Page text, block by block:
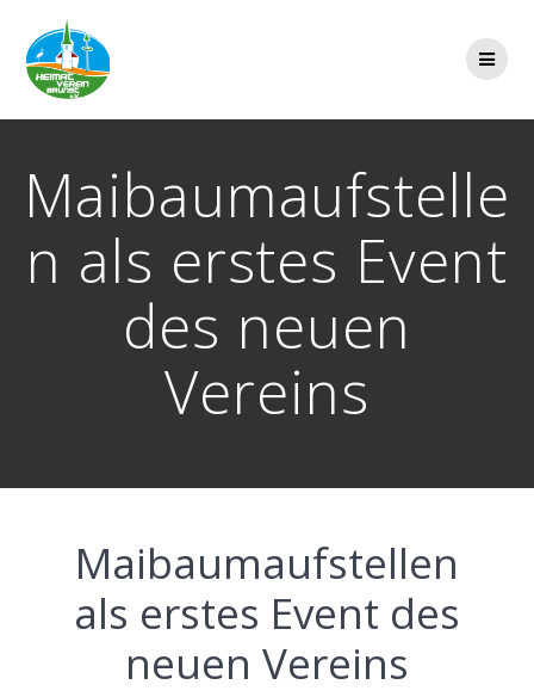
Maibaumaufstelle
n als erstes Event
des neuen
Vereins
Maibaumaufstellen
als erstes Event des
neuen Vereins